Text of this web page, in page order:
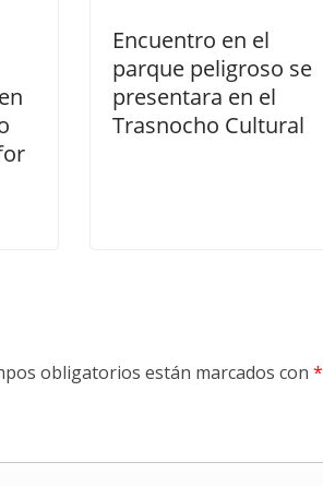
Encuentro en el
parque peligroso se
presentara en el
Trasnocho Cultural
obligatorios están marcados con *